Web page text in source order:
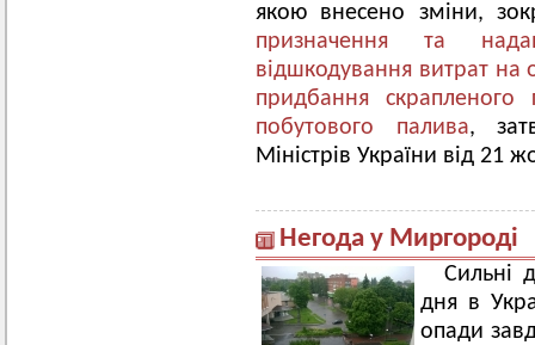
якою внесено зміни,
призначення та
відшкодування витрат на
придбання скрапленого
побутового палива,
Міністрів України від 21
Негода у Миргороді
Сильні
дня в
опади